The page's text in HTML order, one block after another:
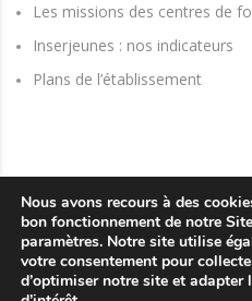
Les missions des centres de
Inserjeunes : nos indicateurs
Plans de l’établissement
Nous avons recours à des
bon fonctionnement de notre
paramètres. Notre site utilise
votre consentement pour
d’optimiser notre site et